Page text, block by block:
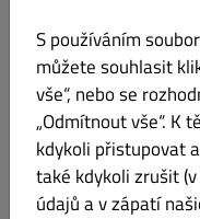
S používáním
můžete souhlasit
vše“, nebo se
„Odmítnout vše“. K
kdykoli přistupovat
také kdykoli zrušit
údajů a v zápatí